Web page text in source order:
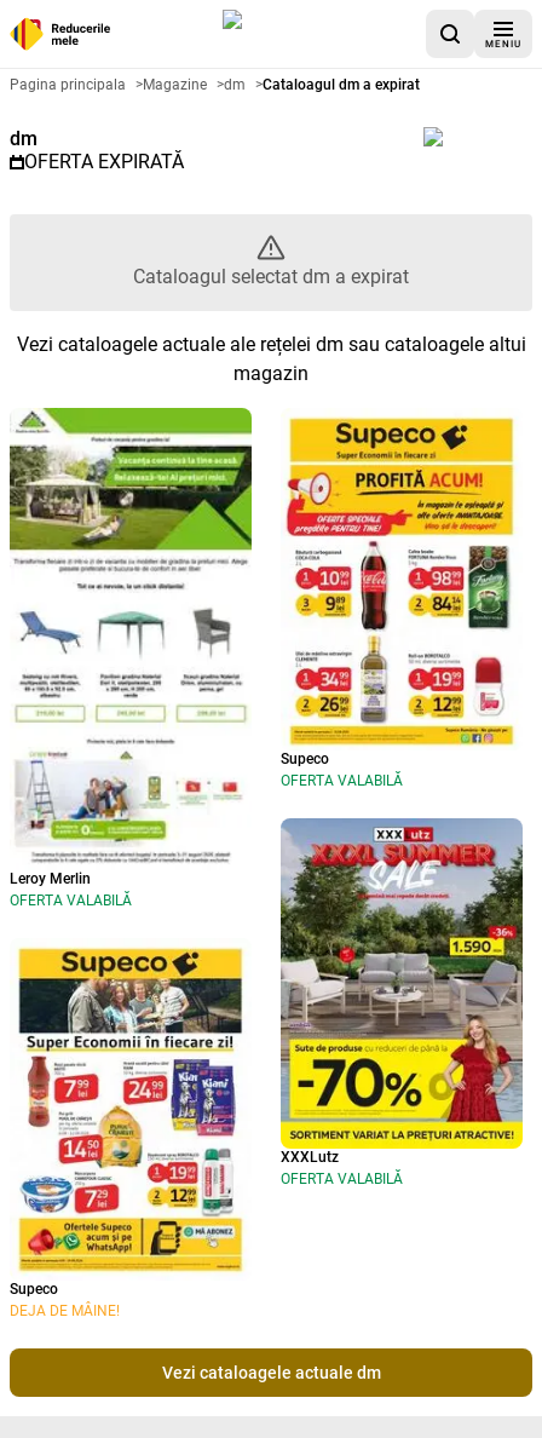
MENIU
Catalog promoțional dm -
Pagina principala >Magazine >dm >Cataloagul dm a expirat
dm
OFERTA EXPIRATĂ
Cataloagul selectat dm a expirat
Vezi cataloagele actuale ale rețelei dm sau cataloagele altui
magazin
Leroy Merlin
OFERTA VALABILĂ
Supeco
DEJA DE MÂINE!
Supeco
OFERTA VALABILĂ
XXXLutz
OFERTA VALABILĂ
Vezi cataloagele actuale dm